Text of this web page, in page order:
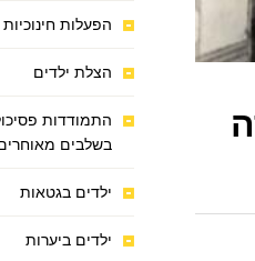
הפעלות
הצלת ילדים
התמודדות
בשלבים
ילדים בגטאות
ילדים ביערות